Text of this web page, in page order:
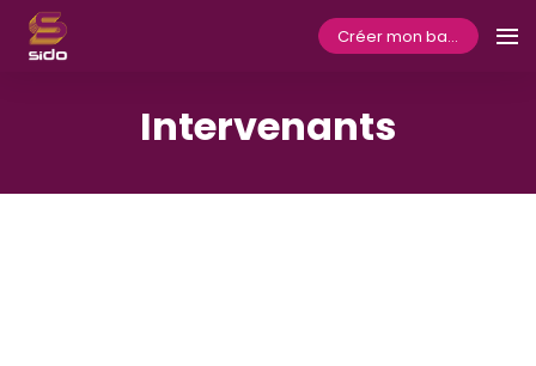
Créer mon badge
Intervenants